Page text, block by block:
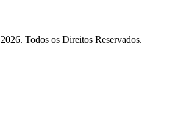
Todos os Direitos Reservados.